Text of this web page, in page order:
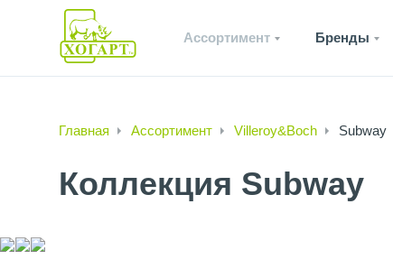
Ассортимент Бренды
Главная Ассортимент Villeroy&Boch Subway
Коллекция Subway